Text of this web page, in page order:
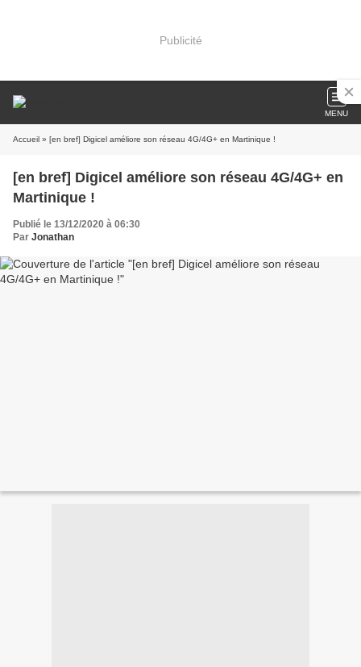
Publicité
MENU
Accueil » [en bref] Digicel améliore son réseau 4G/4G+ en Martinique !
[en bref] Digicel améliore son réseau 4G/4G+ en
Martinique !
Publié le 13/12/2020 à 06:30
Par Jonathan